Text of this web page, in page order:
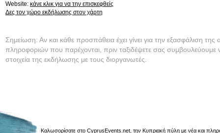
Website: κάνε κλικ για να την επισκεφθείς
Δες τον χώρο εκδήλωσης στον χάρτη
Σημείωση: Αν και κάθε προσπάθεια έχει γίνει για την εξασφάλιση της
πληροφοριών που παρέχονται, πριν ταξιδέψετε σας συμβουλεύουμε
στοιχεία της εκδήλωσης με τους διοργανωτές.
Καλωσορίσατε στο CyprusEvents.net, την Κυπριακή πύλη με νέα και